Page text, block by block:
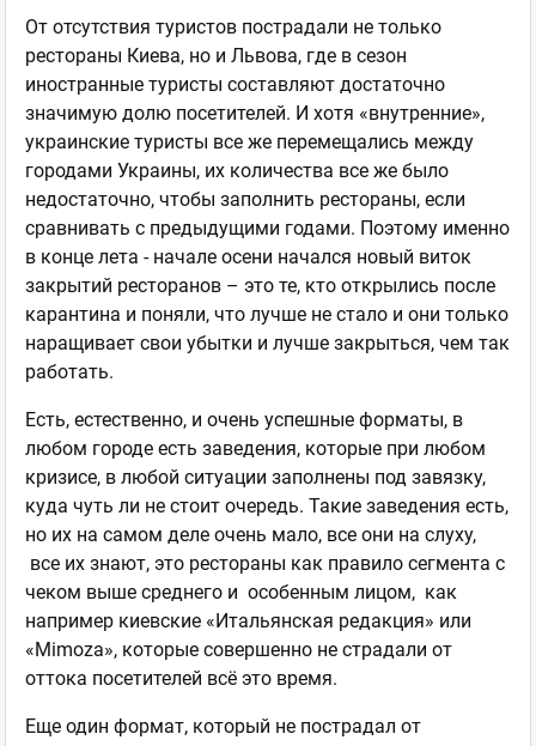
От отсутствия туристов пострадали не только
рестораны Киева, но и Львова, где в сезон
иностранные туристы составляют достаточно
значимую долю посетителей. И хотя «внутренние»,
украинские туристы все же перемещались между
городами Украины, их количества все же было
недостаточно, чтобы заполнить рестораны, если
сравнивать с предыдущими годами. Поэтому именно
в конце лета - начале осени начался новый виток
закрытий ресторанов – это те, кто открылись после
карантина и поняли, что лучше не стало и они только
наращивает свои убытки и лучше закрыться, чем так
работать.
Есть, естественно, и очень успешные форматы, в
любом городе есть заведения, которые при любом
кризисе, в любой ситуации заполнены под завязку,
куда чуть ли не стоит очередь. Такие заведения есть,
но их на самом деле очень мало, все они на слуху,
все их знают, это рестораны как правило сегмента с
чеком выше среднего и особенным лицом, как
например киевские «Итальянская редакция» или
«Mimoza», которые совершенно не страдали от
оттока посетителей всё это время.
Еще один формат, который не пострадал от